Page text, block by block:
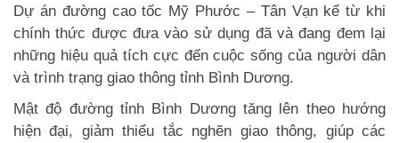
Dự án đường cao tốc Mỹ Phước – Tân Vạn kể từ khi
chính thức được đưa vào sử dụng đã và đang đem lại
những hiệu quả tích cực đến cuộc sống của người dân
và trình trạng giao thông tỉnh Bình Dương.
Mật độ đường tỉnh Bình Dương tăng lên theo hướng
hiện đại, giảm thiểu tắc nghẽn giao thông, giúp các